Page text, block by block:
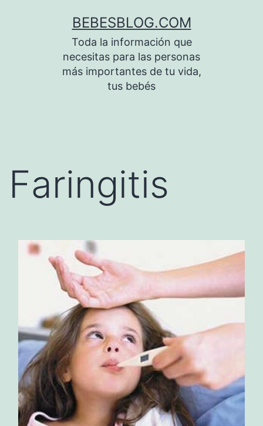
BEBESBLOG.COM
Toda la información que
necesitas para las personas
más importantes de tu vida,
tus bebés
Faringitis